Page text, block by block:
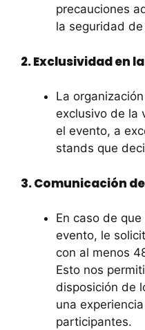
precauciones
la seguridad
2. Exclusividad en
La
exclusivo de la
el evento, a
stands que
3. Comunicación
En caso de
evento, le
con al menos
Esto nos
disposición de
una
participantes.